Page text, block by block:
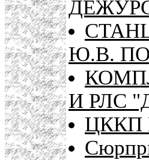
Ю.В.
И РЛС
ЦККП